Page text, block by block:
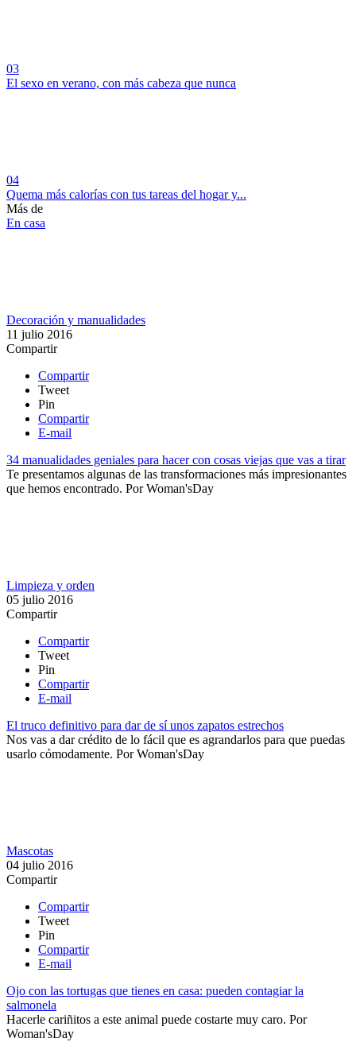
03
El sexo en verano, con más cabeza que nunca
04
Quema más calorías con tus tareas del hogar y...
Más de
En casa
Decoración y manualidades
11 julio 2016
Compartir
Compartir
Tweet
Pin
Compartir
E-mail
34 manualidades geniales para hacer con cosas viejas que vas a tirar
Te presentamos algunas de las transformaciones más impresionantes
que hemos encontrado. PorWoman'sDay
Limpieza y orden
05 julio 2016
Compartir
Compartir
Tweet
Pin
Compartir
E-mail
El truco definitivo para dar de sí unos zapatos estrechos
Nos vas a dar crédito de lo fácil que es agrandarlos para que puedas
usarlo cómodamente. PorWoman'sDay
Mascotas
04 julio 2016
Compartir
Compartir
Tweet
Pin
Compartir
E-mail
Ojo con las tortugas que tienes en casa: pueden contagiar la
salmonela
​Hacerle cariñitos a este animal puede costarte muy caro. Por
Woman'sDay